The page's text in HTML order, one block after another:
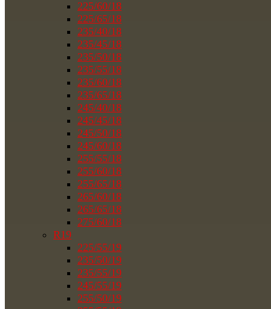
225/60/18
225/65/18
235/40/18
235/45/18
235/50/18
235/55/18
235/60/18
235/65/18
245/40/18
245/45/18
245/50/18
245/60/18
255/55/18
255/60/18
255/65/18
265/60/18
265/65/18
275/60/18
R19
225/55/19
235/50/19
235/55/19
245/55/19
255/50/19